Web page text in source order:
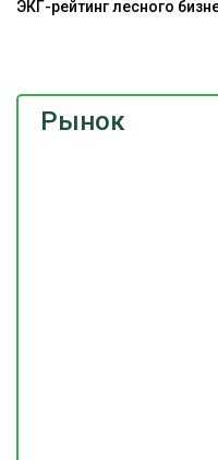
Рынок
ЭКГ-рейтинг лесного